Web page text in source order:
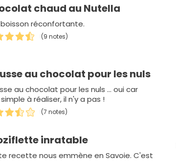
chaud au Nutella
boisson réconfortante.
(9 notes)
au chocolat pour les nuls
au chocolat pour les nuls ... oui car
à réaliser, il n'y a pas !
(7 notes)
inratable
recette nous emmène en Savoie. C'est